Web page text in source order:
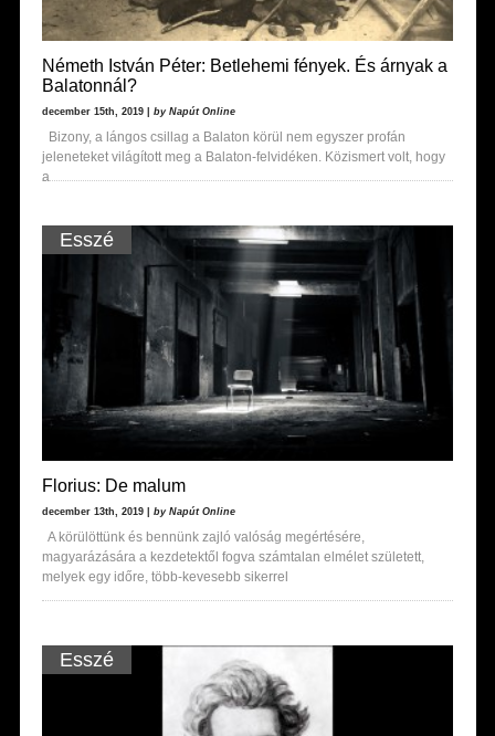
Németh István Péter: Betlehemi fények. És árnyak a
Balatonnál?
december 15th, 2019 | by Napút Online
Bizony, a lángos csillag a Balaton körül nem egyszer profán
jeleneteket világított meg a Balaton-felvidéken. Közismert volt, hogy
a
Esszé
Florius: De malum
december 13th, 2019 | by Napút Online
A körülöttünk és bennünk zajló valóság megértésére,
magyarázására a kezdetektől fogva számtalan elmélet született,
melyek egy időre, több-kevesebb sikerrel
Esszé